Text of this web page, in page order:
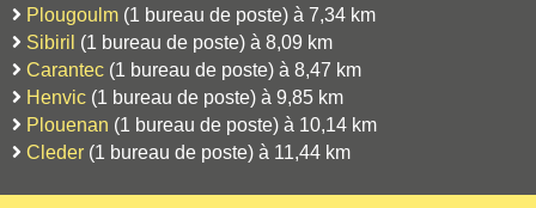
Plougoulm (1 bureau de poste) à 7,34 km
Sibiril (1 bureau de poste) à 8,09 km
Carantec (1 bureau de poste) à 8,47 km
Henvic (1 bureau de poste) à 9,85 km
Plouenan (1 bureau de poste) à 10,14 km
Cleder (1 bureau de poste) à 11,44 km